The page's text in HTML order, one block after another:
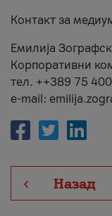
Контакт за
Емилија
Корпоративни
тел. ++389 75
e-mail:
Назад